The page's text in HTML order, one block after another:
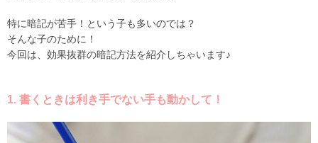
特に暗記が苦手！という子も多いのでは？
そんな子のために！
今回は、効果抜群の暗記方法を紹介しちゃいます♪
1. 書くときは利き手でない手も動かして！